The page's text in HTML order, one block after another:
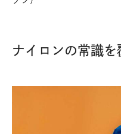
ナイロンの常識を